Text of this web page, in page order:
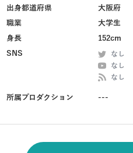
出身都道府県
大阪府
職業
大学生
身長
152cm
SNS
なし
なし
なし
所属プロダクション ---